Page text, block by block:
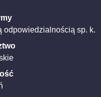
odpowiedzialnością sp. k.